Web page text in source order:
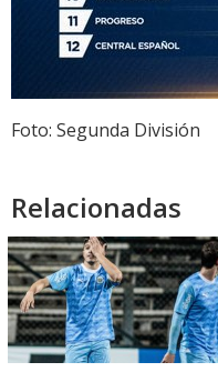
Foto: Segunda División
Relacionadas